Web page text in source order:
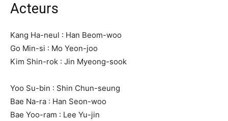
Acteurs
Kang Ha-neul : Han Beom-woo
Go Min-si : Mo Yeon-joo
Kim Shin-rok : Jin Myeong-sook
Yoo Su-bin : Shin Chun-seung
Bae Na-ra : Han Seon-woo
Bae Yoo-ram : Lee Yu-jin